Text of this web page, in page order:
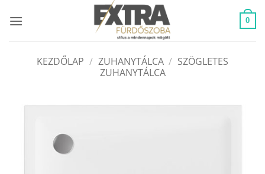
0
KEZDŐLAP / ZUHANYTÁLCA / SZÖGLETES
ZUHANYTÁLCA